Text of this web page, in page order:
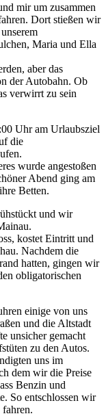
mir um zusammen
Dort stießen wir
Maria und Ella
aber das
der Autobahn. Ob
verwirrt zu sein
Uhr am Urlaubsziel
die
wurde angestoßen
Abend ging am
Betten.
und wir
kostet Eintritt und
Nachdem die
hatten, gingen wir
obligatorischen
einige von uns
und die Altstadt
unsicher gemacht
zu den Autos.
uns im
dem wir die Preise
Benzin und
So entschlossen wir